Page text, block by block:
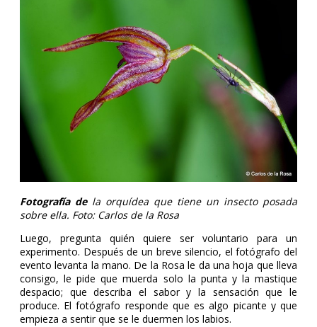
Fotografía dela orquídea que tiene un insecto posada
sobre ella. Foto: Carlos de la Rosa
Luego, pregunta quién quiere ser voluntario para un
experimento. Después de un breve silencio, el fotógrafo del
evento levanta la mano. De la Rosa le da una hoja que lleva
consigo, le pide que muerda solo la punta y la mastique
despacio; que describa el sabor y la sensación que le
produce. El fotógrafo responde que es algo picante y que
empieza a sentir que se le duermen los labios.